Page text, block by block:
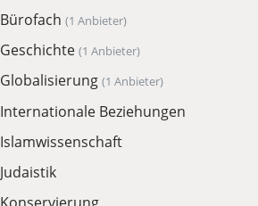
Bürofach (1 Anbieter)
Geschichte (1 Anbieter)
Globalisierung (1 Anbieter)
Internationale Beziehungen
Islamwissenschaft
Judaistik